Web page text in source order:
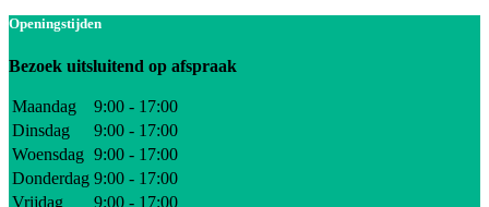
Openingstijden
Bezoek uitsluitend op afspraak
Maandag
9:00 - 17:00
Dinsdag
9:00 - 17:00
Woensdag 9:00 - 17:00
Donderdag 9:00 - 17:00
Vrijdag
9:00 - 17:00